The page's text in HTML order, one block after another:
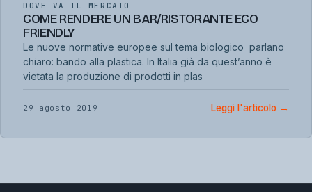
DOVE VA IL MERCATO
COME RENDERE UN BAR/RISTORANTE ECO
FRIENDLY
Le nuove normative europee sul tema biologico parlano
chiaro: bando alla plastica. In Italia già da quest’anno è
vietata la produzione di prodotti in plas
29 agosto 2019 Leggi l'articolo →